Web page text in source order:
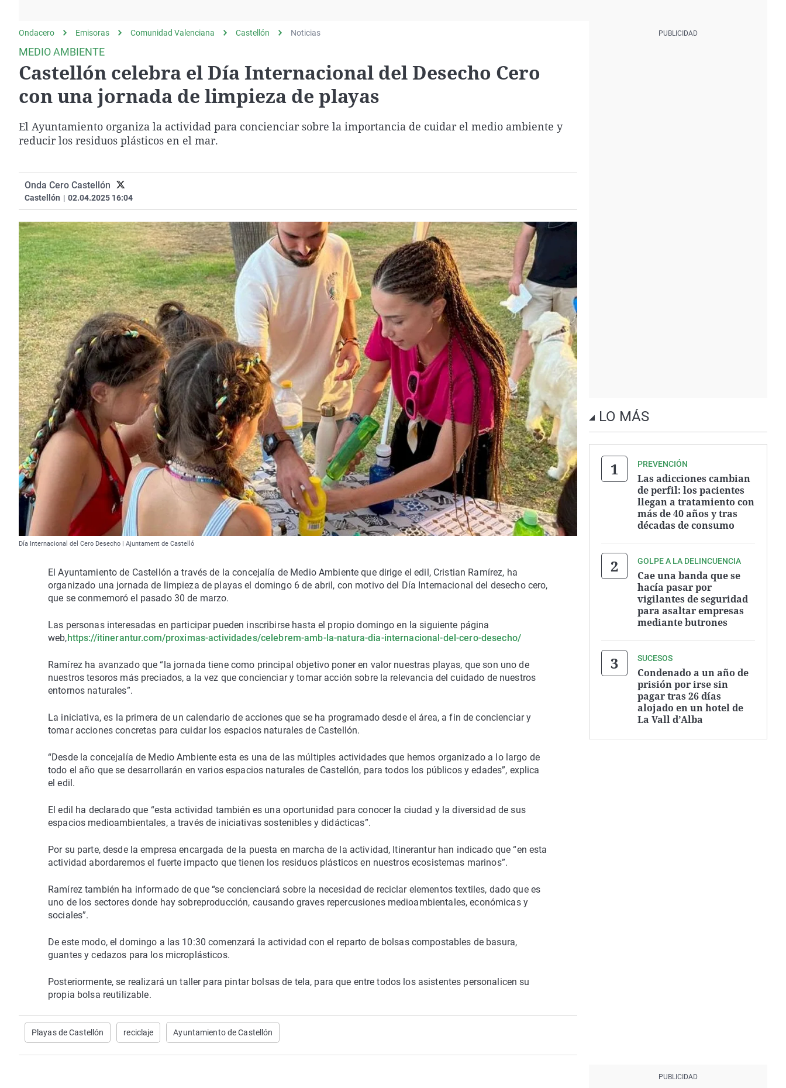
gato
Operación Viuda
Negra
Navarra
Ondacero Emisoras Comunidad Valenciana Castellón Noticias
MEDIO AMBIENTE
Castellón celebra el Día Internacional del Desecho Cero
con una jornada de limpieza de playas
El Ayuntamiento organiza la actividad para concienciar sobre la importancia de cuidar el medio ambiente y
reducir los residuos plásticos en el mar.
Onda Cero Castellón
Castellón | 02.04.2025 16:04
Día Internacional del Cero Desecho | Ajuntament de Castelló
El Ayuntamiento de Castellón a través de la concejalía de Medio Ambiente que dirige el edil, Cristian Ramírez, ha
organizado una jornada de limpieza de playas el domingo 6 de abril, con motivo del Día Internacional del desecho cero,
que se conmemoró el pasado 30 de marzo.
Las personas interesadas en participar pueden inscribirse hasta el propio domingo en la siguiente página
web,https://itinerantur.com/proximas-actividades/celebrem-amb-la-natura-dia-internacional-del-cero-desecho/
Ramírez ha avanzado que “la jornada tiene como principal objetivo poner en valor nuestras playas, que son uno de
nuestros tesoros más preciados, a la vez que concienciar y tomar acción sobre la relevancia del cuidado de nuestros
entornos naturales”.
La iniciativa, es la primera de un calendario de acciones que se ha programado desde el área, a fin de concienciar y
tomar acciones concretas para cuidar los espacios naturales de Castellón.
“Desde la concejalía de Medio Ambiente esta es una de las múltiples actividades que hemos organizado a lo largo de
todo el año que se desarrollarán en varios espacios naturales de Castellón, para todos los públicos y edades”, explica
el edil.
El edil ha declarado que “esta actividad también es una oportunidad para conocer la ciudad y la diversidad de sus
espacios medioambientales, a través de iniciativas sostenibles y didácticas”.
Por su parte, desde la empresa encargada de la puesta en marcha de la actividad, Itinerantur han indicado que “en esta
actividad abordaremos el fuerte impacto que tienen los residuos plásticos en nuestros ecosistemas marinos”.
Ramírez también ha informado de que “se concienciará sobre la necesidad de reciclar elementos textiles, dado que es
uno de los sectores donde hay sobreproducción, causando graves repercusiones medioambientales, económicas y
sociales”.
De este modo, el domingo a las 10:30 comenzará la actividad con el reparto de bolsas compostables de basura,
guantes y cedazos para los microplásticos.
Posteriormente, se realizará un taller para pintar bolsas de tela, para que entre todos los asistentes personalicen su
propia bolsa reutilizable.
Playas de Castellón reciclaje Ayuntamiento de Castellón
LO MÁS
PREVENCIÓN
Las adicciones cambian
de perfil: los pacientes
llegan a tratamiento con
más de 40 años y tras
décadas de consumo
GOLPE A LA DELINCUENCIA
Cae una banda que se
hacía pasar por
vigilantes de seguridad
para asaltar empresas
mediante butrones
SUCESOS
Condenado a un año de
prisión por irse sin
pagar tras 26 días
alojado en un hotel de
La Vall d’Alba